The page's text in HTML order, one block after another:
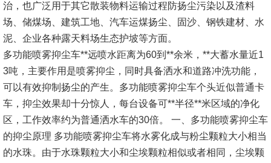
治，也广泛用于其它散装物料运输过程防扬尘污染以及渣料
场、储煤场、建筑工地、汽车运煤扬尘、固沙、钢铁建材、水
泥、企业各种露天料场生态护坡等方面。
多功能喷雾抑尘车**远喷水距离为60到**余米，**大蓄水量近1
3吨，主要作用是喷雾抑尘，同时具备洒水和道路冲洗功能，
可以有效抑制扬尘的产生。多功能喷雾抑尘车个头近似普通卡
车，抑尘效果却十分惊人，每台设备可**半径**米区域的净化
区，工作效率约为普通洒水车的30倍。 一、多功能喷雾抑尘车
的抑尘原理 多功能喷雾抑尘车将水雾化成与粉尘颗粒大小相当
的水珠。由于水珠颗粒大小和尘埃颗粒相似或者相同，尘埃颗